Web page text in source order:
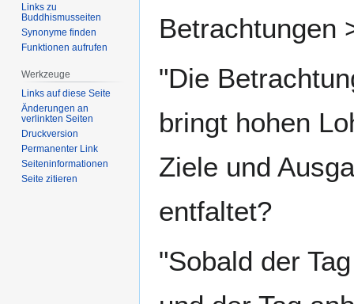
Betrachtungen
"Die
bringt hohen
Ziele und
entfaltet?
"Sobald der
Links zu
Buddhismusseiten
Synonyme finden
Funktionen aufrufen
Werkzeuge
Links auf diese Seite
Änderungen an
verlinkten Seiten
Druckversion
Permanenter Link
Seiten­­informationen
Seite zitieren